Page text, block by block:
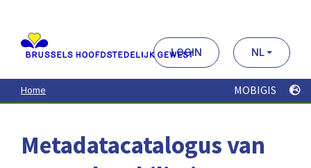
contenu
principal
LOGIN NL
Home MOBIGIS
Metadatacatalogus van